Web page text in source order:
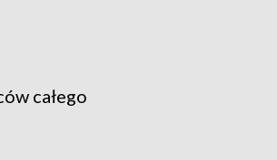
całego